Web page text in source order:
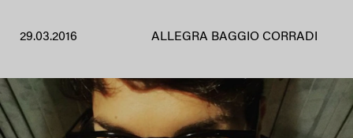
29.03.2016 ALLEGRA BAGGIO CORRADI